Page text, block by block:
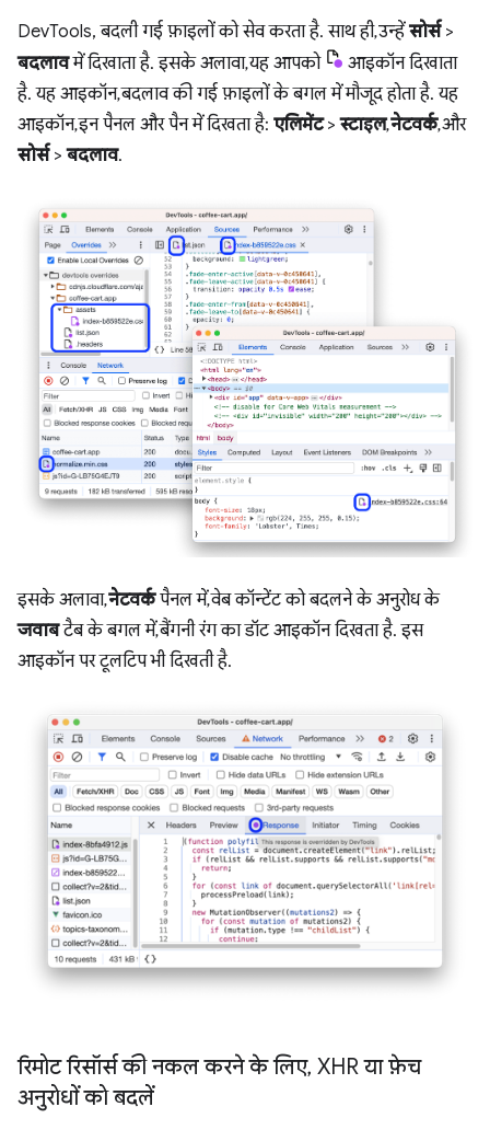
DevTools, बदली गई फ़ाइलों को सेव करता है. साथ ही, उन्हेंसोर्स>
बदलावमें दिखाता है. इसके अलावा, यह आपको
आइकॉन दिखाता
है. यह आइकॉन, बदलाव की गई फ़ाइलों के बगल में मौजूद होता है. यह
आइकॉन, इन पैनल और पैन में दिखता है: एलिमेंट>स्टाइल,नेटवर्क, और
सोर्स>बदलाव.
इसके अलावा,नेटवर्कपैनल में, वेब कॉन्टेंट को बदलने के अनुरोध के
जवाबटैब के बगल में, बैंगनी रंग का डॉट आइकॉन दिखता है. इस
आइकॉन पर टूलटिप भी दिखती है.
रिमोट रिसॉर्स की नकल करने के लिए, XHR या फ़ेच
अनुरोधों को बदलें